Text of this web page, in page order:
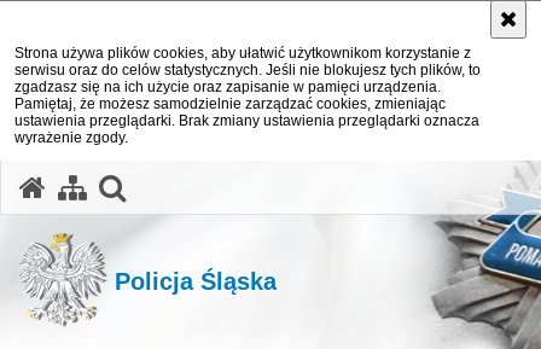
Strona używa plików cookies, aby ułatwić użytkownikom korzystanie z
serwisu oraz do celów statystycznych. Jeśli nie blokujesz tych plików, to
zgadzasz się na ich użycie oraz zapisanie w pamięci urządzenia.
Pamiętaj, że możesz samodzielnie zarządzać cookies, zmieniając
ustawienia przeglądarki. Brak zmiany ustawienia przeglądarki oznacza
wyrażenie zgody.
Policja Śląska